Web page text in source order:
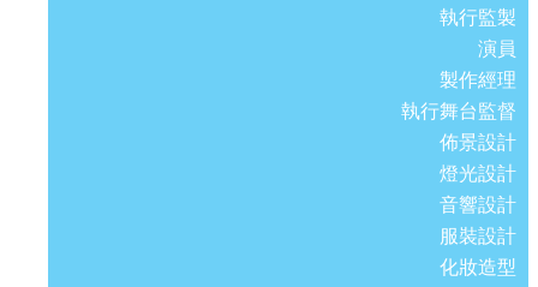
執行監製
演員
製作經理
執行舞台監督
佈景設計
燈光設計
音響設計
服裝設計
化妝造型